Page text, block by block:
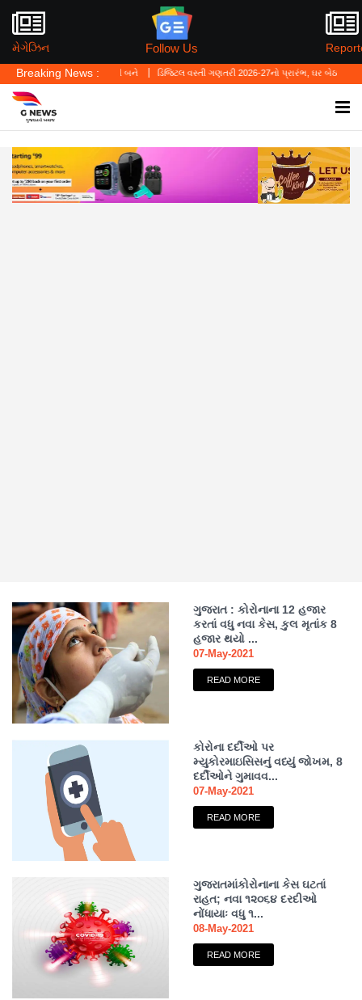
મેગેઝિન Follow Us
Breaking News :
બચાવ નહીં બને ડિજિટલ વસ્તી ગણતરી 2026-27નો પ્રારંભ, ઘર બેઠા આજે જ તમારાથી શરુઆત
ગુજરાત : કોરોનાના 12 હજાર
કરતાં વધુ નવા કેસ, કુલ મૃતાંક 8
હજાર થયો ...
07-May-2021
READ MORE
કોરોના દર્દીઓ પર
મ્યુકોરમાઇસિસનું વધ્યું જોખમ, 8
દર્દીઓને ગુમાવવ...
07-May-2021
READ MORE
ગુજરાતમાંકોરોનાના કેસ ઘટતાં
રાહત; નવા ૧૨૦૬૪ દરદીઓ
નોંધાયાઃ વધુ ૧...
08-May-2021
READ MORE